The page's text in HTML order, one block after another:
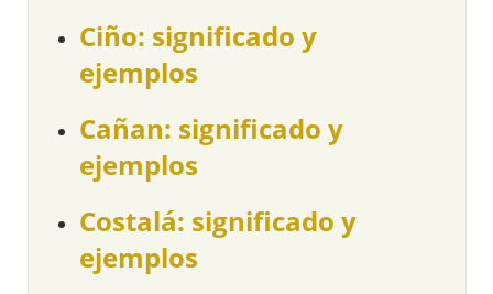
Ciño: significado y
ejemplos
Cañan: significado y
ejemplos
Costalá: significado y
ejemplos